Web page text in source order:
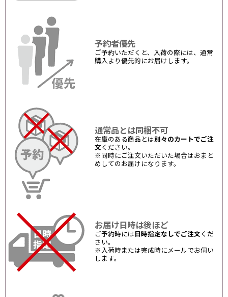
予約者優先
ご予約いただくと、入荷の際には、通常
購入より優先的にお届けします。
通常品とは同梱不可
在庫のある商品とは別々のカートでご注
文 ください。
※同時にご注文いただいた場合はおまと
めしてのお届けになります。
お届け日時は後ほど
ご予約時には 日時指定なしでご注文 くだ
さい。
※入荷時または完成時にメールでお伺い
します。